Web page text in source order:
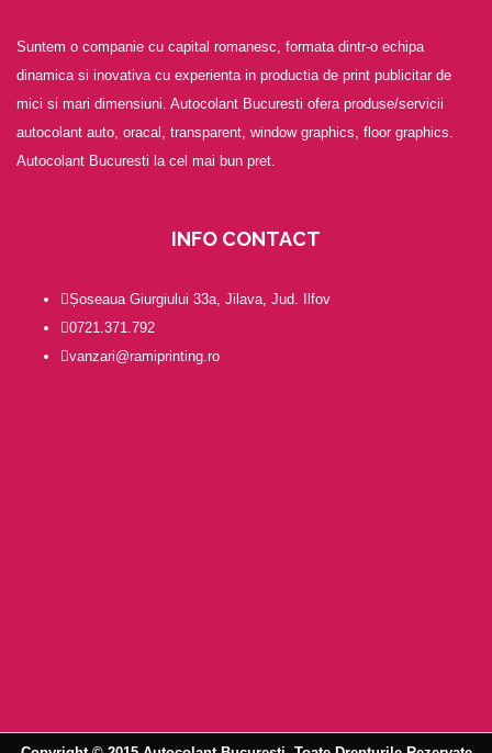
Suntem o companie cu capital romanesc, formata dintr-o echipa
dinamica si inovativa cu experienta in productia de print publicitar de
mici si mari dimensiuni. Autocolant Bucuresti ofera produse/servicii
autocolant auto, oracal, transparent, window graphics, floor graphics.
Autocolant Bucuresti la cel mai bun pret.
INFO CONTACT
Șoseaua Giurgiului 33a, Jilava, Jud. Ilfov
0721.371.792
vanzari@ramiprinting.ro